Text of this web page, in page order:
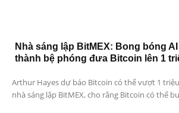
Nhà sáng lập BitMEX: Bong bóng
thành bệ phóng đưa Bitcoin lên 1
Arthur Hayes dự báo Bitcoin có thể vượt 1
nhà sáng lập BitMEX, cho rằng Bitcoin có thể